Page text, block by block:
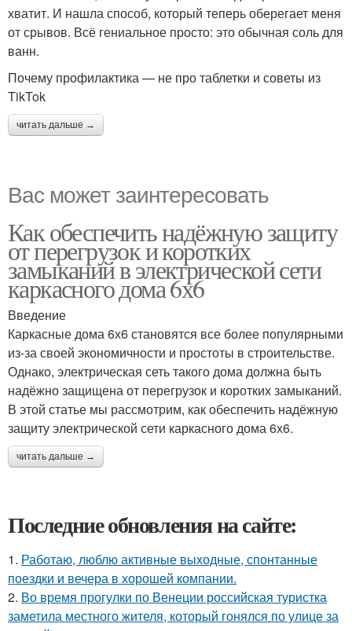
хватит. И нашла способ, который теперь оберегает меня
от срывов. Всё гениальное просто: это обычная соль для
ванн.
Почему профилактика — не про таблетки и советы из
TikTok
читать дальше →
Вас может заинтересовать
Как обеспечить надёжную защиту
от перегрузок и коротких
замыканий в электрической сети
каркасного дома 6х6
Введение
Каркасные дома 6х6 становятся все более популярными
из-за своей экономичности и простоты в строительстве.
Однако, электрическая сеть такого дома должна быть
надёжно защищена от перегрузок и коротких замыканий.
В этой статье мы рассмотрим, как обеспечить надёжную
защиту электрической сети каркасного дома 6х6.
читать дальше →
Последние обновления на сайте:
1. Работаю, люблю активные выходные, спонтанные
поездки и вечера в хорошей компании.
2. Во время прогулки по Венеции российская туристка
заметила местного жителя, который гонялся по улице за